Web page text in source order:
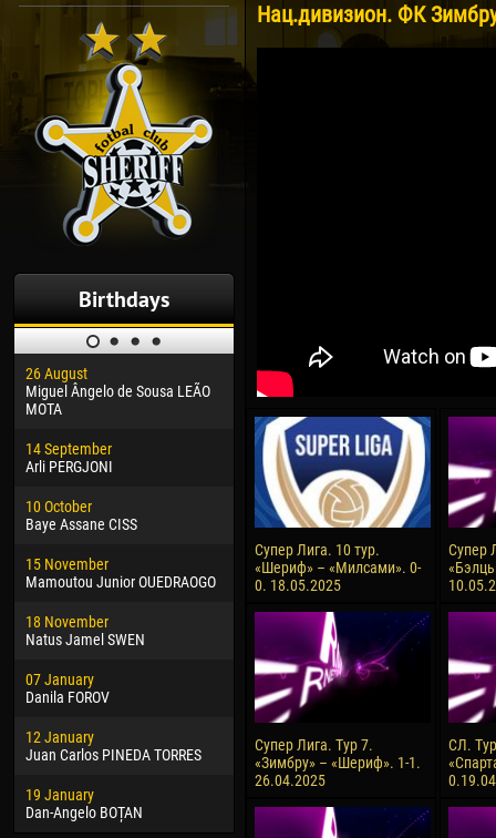
Birthdays
26 August
Miguel Ângelo de Sousa LEÃO
MOTA
14 September
Arli PERGJONI
10 October
Baye Assane CISS
15 November
Mamoutou Junior OUEDRAOGO
18 November
Natus Jamel SWEN
07 January
Danila FOROV
12 January
Juan Carlos PINEDA TORRES
19 January
Dan-Angelo BOȚAN
30 January
Dhoraso Moreo KLAS
24 February
Vladislav COSTIN
02 March
Veaceslav COZMA
09 March
Emmanuel AFETSE
Jayder Moreno ASPRILLA
22 March
Samba KONÉ
26 March
Vitor Hugo Morais de OLIVEIRA
28 March
04
13
24
15
28
10
15
Нац.дивизион. ФК
Супер Лига. 10 тур.
«Шериф» – «Милсами». 0-
0. 18.05.2025
Супер
Супер Лига. Тур 7.
«Зимбру» – «Шериф». 1-1.
26.04.2025
СЛ.